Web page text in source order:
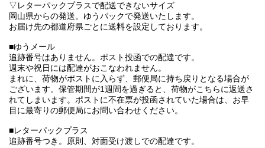
▽レターパックプラスで配送できないサイズ
岡山県からの発送。ゆうパックで発送いたします。
お届け先の都道府県ごとに送料を設定しております。
■ゆうメール
追跡番号はありません。ポスト投函での配達です。
週末や祝日には配達がおこなわれません。
まれに、荷物がポストに入らず、郵便局に持ち戻りとなる場合が
ございます。保管期間が1週間を過ぎると、荷物がこちらに返送さ
れてしまいます。ポストに不在票が投函されていた場合は、お早
目に最寄りの郵便局にお問い合わせください。
■レターパックプラス
追跡番号つき。原則、対面受け渡しでの配達です。